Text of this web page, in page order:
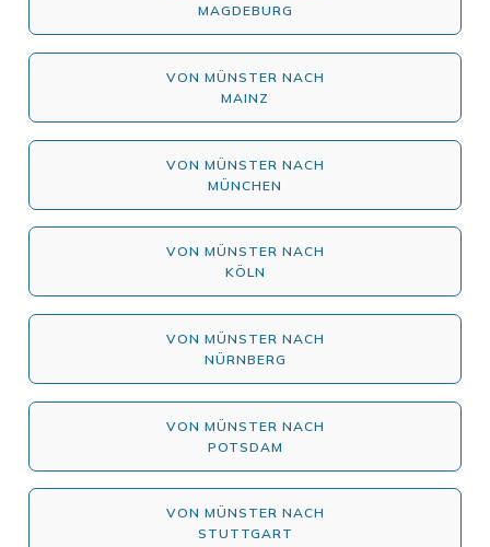
MAGDEBURG
VON MÜNSTER NACH
MAINZ
VON MÜNSTER NACH
MÜNCHEN
VON MÜNSTER NACH
KÖLN
VON MÜNSTER NACH
NÜRNBERG
VON MÜNSTER NACH
POTSDAM
VON MÜNSTER NACH
STUTTGART